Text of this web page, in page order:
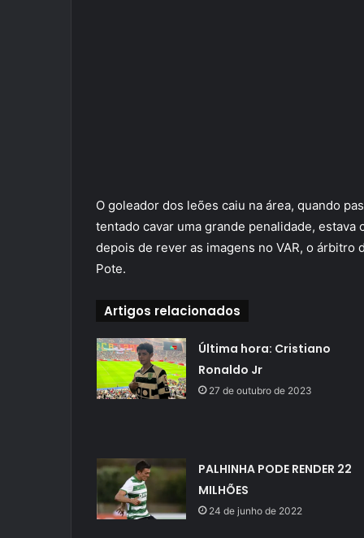
O goleador dos leões caiu na área, quando
tentado cavar uma grande penalidade, estava
depois de rever as imagens no VAR, o árbitro
Pote.
Artigos relacionados
Última hora: Cristiano
Ronaldo Jr
27 de outubro de 2023
PALHINHA PODE RENDER 22
MILHÕES
24 de junho de 2022